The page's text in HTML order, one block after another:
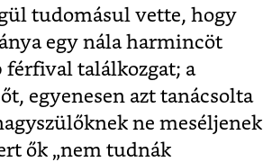
tudomásul vette, hogy
egy nála harmincöt
férfival találkozgat; a
egyenesen azt tanácsolta
ne meséljenek
ők „nem tudnák